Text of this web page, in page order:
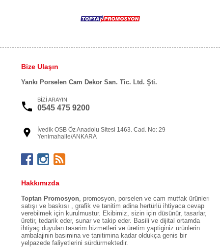
Bize Ulaşın
Yankı Porselen Cam Dekor San. Tic. Ltd. Şti.
BİZİ ARAYIN
0545 475 9200
İvedik OSB Öz Anadolu Sitesi 1463. Cad. No: 29
Yenimahalle/ANKARA
Hakkımızda
Toptan Promosyon, promosyon, porselen ve cam mutfak ürünleri
satışı ve baskısı , grafik ve tanitim adina hertürlü ihtiyaca cevap
verebilmek için kurulmustur. Ekibimiz, sizin için düsünür, tasarlar,
üretir, tedarik eder, sunar ve takip eder. Basili ve dijital ortamda
ihtiyaç duyulan tasarim hizmetleri ve üretim yaptiginiz ürünlerin
ambalajinin basimina ve tanitimina kadar oldukça genis bir
yelpazede faliyetlerini sürdürmektedir.